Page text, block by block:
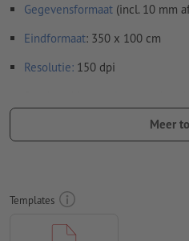
Gegevensformaat (incl. 10 mm
Eindformaat: 350 x 100 cm
Resolutie: 150 dpi
Lettertypesmoeten volledig
Kleurmodus:
Spel- en zetfouten
Meer
Templates